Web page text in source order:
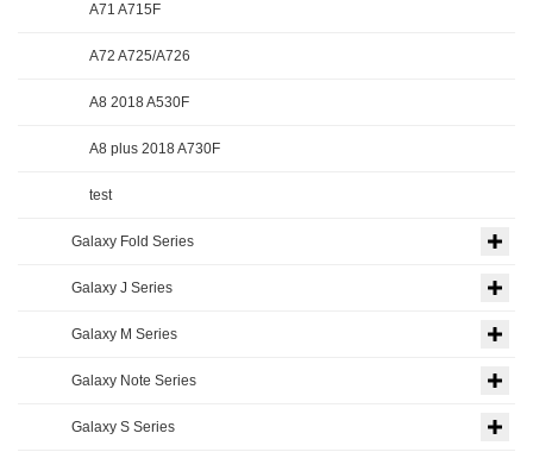
A71 A715F
A72 A725/A726
A8 2018 A530F
A8 plus 2018 A730F
test
Galaxy Fold Series
Galaxy J Series
Galaxy M Series
Galaxy Note Series
Galaxy S Series